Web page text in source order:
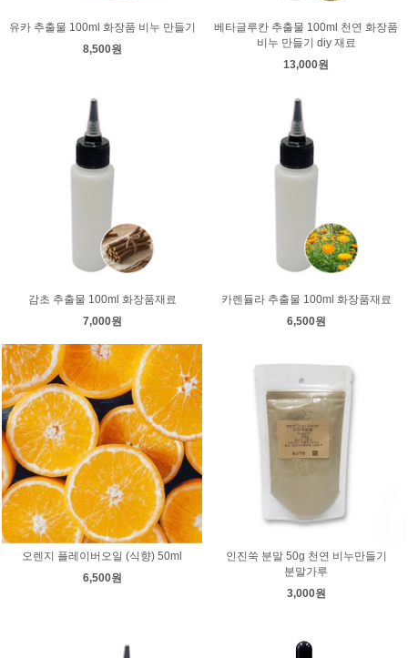
유카 추출물 100ml 화장품 비누 만들기
8,500원
베타글루칸 추출물 100ml 천연 화장품
비누 만들기 diy 재료
13,000원
감초 추출물 100ml 화장품재료
7,000원
카렌듈라 추출물 100ml 화장품재료
6,500원
오렌지 플레이버오일 (식향) 50ml
6,500원
인진쑥 분말 50g 천연 비누만들기
분말가루
3,000원